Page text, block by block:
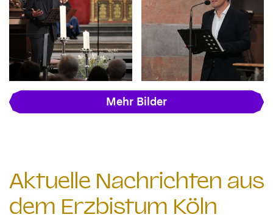
Mehr Bilder
Aktuelle Nachrichten aus
dem Erzbistum Köln